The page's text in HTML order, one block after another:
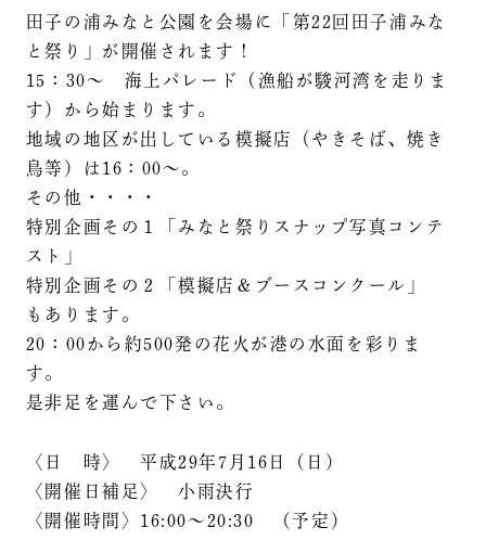
田子の浦みなと公園を会場に「第22回田子浦みな
と祭り」が開催されます！
15：30～ 海上パレード（漁船が駿河湾を走りま
す）から始まります。
地域の地区が出している模擬店（やきそば、焼き
鳥等）は16：00～。
その他・・・・
特別企画その１「みなと祭りスナップ写真コンテ
スト」
特別企画その２「模擬店＆ブースコンクール」
もあります。
20：00から約500発の花火が港の水面を彩りま
す。
是非足を運んで下さい。
〈日 時〉 平成29年7月16日（日）
〈開催日補足〉 小雨決行
〈開催時間〉16:00～20:30 （予定）